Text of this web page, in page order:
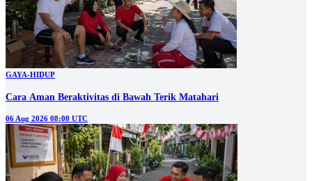
GAYA-HIDUP
Cara Aman Beraktivitas di Bawah Terik Matahari
06 Aug 2026 08:00 UTC